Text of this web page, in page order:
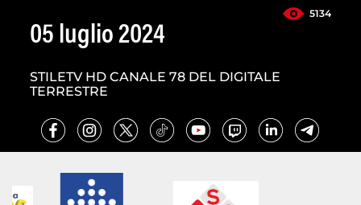
5134
05 luglio 2024
STILETV HD CANALE 78 DEL DIGITALE
TERRESTRE